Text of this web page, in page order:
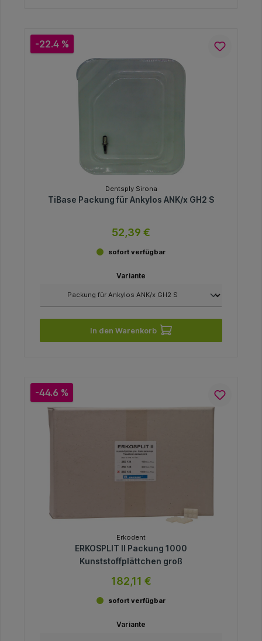
-22.4 %
Dentsply Sirona
TiBase Packung für Ankylos ANK/x GH2 S
52,39 €
sofort verfügbar
Variante
In den Warenkorb
-44.6 %
Erkodent
ERKOSPLIT II Packung 1000
Kunststoffplättchen groß
182,11 €
sofort verfügbar
Variante